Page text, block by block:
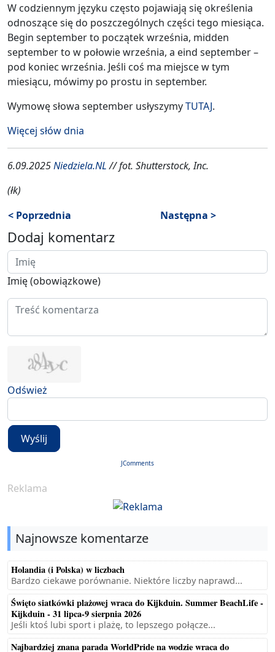
W codziennym języku często pojawiają się określenia
odnoszące się do poszczególnych części tego miesiąca.
Begin september to początek września, midden
september to w połowie września, a eind september –
pod koniec września. Jeśli coś ma miejsce w tym
miesiącu, mówimy po prostu in september.
Wymowę słowa september usłyszymyTUTAJ.
Więcej słów dnia
6.09.2025Niedziela.NL// fot. Shutterstock, Inc.
(łk)
< Poprzednia
Następna >
Dodaj komentarz
Imię (obowiązkowe)
Odśwież
Wyślij
JComments
Reklama
Najnowsze komentarze
Holandia (i Polska) w liczbach
Bardzo ciekawe porównanie. Niektóre liczby naprawd...
Święto siatkówki plażowej wraca do Kijkduin. Summer BeachLife -
Kijkduin - 31 lipca-9 sierpnia 2026
Jeśli ktoś lubi sport i plażę, to lepszego połącze...
Najbardziej znana parada WorldPride na wodzie wraca do